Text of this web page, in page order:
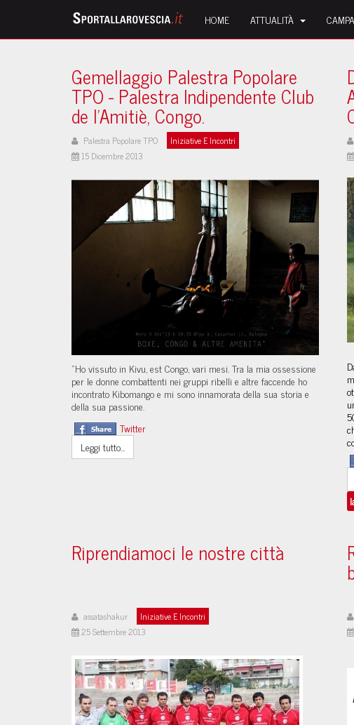
HOME ATTUALITÀ
Gemellaggio Palestra Popolare
TPO - Palestra Indipendente Club
de l'Amitiè, Congo.
Palestra Popolare TPO
Iniziative E Incontri
15 Dicembre 2013
"Ho vissuto in Kivu, est Congo, vari mesi. Tra la mia ossessione
per le donne combattenti nei gruppi ribelli e altre faccende ho
incontrato Kibomango e mi sono innamorata della sua storia e
della sua passione.
Twitter
Leggi tutto...
Riprendiamoci le nostre città
assatashakur
Iniziative E Incontri
25 Settembre 2013